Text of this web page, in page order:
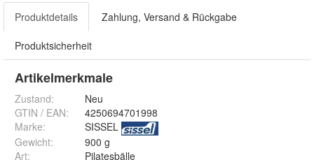
Produktdetails Zahlung, Versand & Rückgabe
Produktsicherheit
Artikelmerkmale
Zustand:
Neu
GTIN / EAN:
4250694701998
Marke:
SISSEL
Gewicht:
900 g
Art: Pilatesbälle